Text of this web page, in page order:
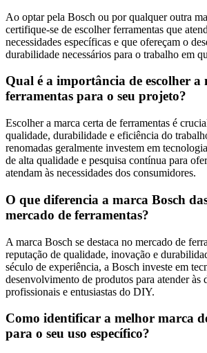
Ao optar pela Bosch ou por qualquer outra
certifique-se de escolher ferramentas que
necessidades específicas e que ofereçam o
durabilidade necessários para o trabalho em
Qual é a importância de escolher a
ferramentas para o seu projeto?
Escolher a marca certa de ferramentas é
qualidade, durabilidade e eficiência do
renomadas geralmente investem em
de alta qualidade e pesquisa contínua para
atendam às necessidades dos consumidores.
O que diferencia a marca Bosch
mercado de ferramentas?
A marca Bosch se destaca no mercado de
reputação de qualidade, inovação e
século de experiência, a Bosch investe em
desenvolvimento de produtos para atender às
profissionais e entusiastas do DIY.
Como identificar a melhor marca
para o seu uso específico?